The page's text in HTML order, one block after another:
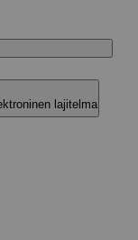
lajitelma